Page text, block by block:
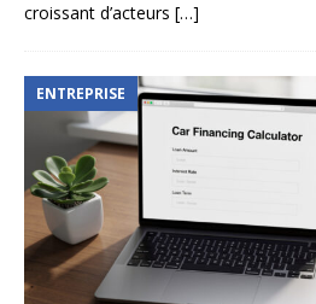
croissant d’acteurs […]
ENTREPRISE